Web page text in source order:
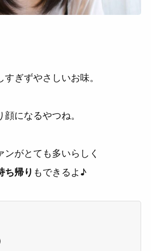
ぎずやさしいお味。
になるやつね。
ンがとても多いらしく
ち帰り もできるよ♪